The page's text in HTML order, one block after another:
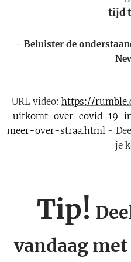
tijd
- Beluister de
URL video: https://
uitkomt-over-covid-19-
meer-over-straa.html -
je
Tip!
vandaag